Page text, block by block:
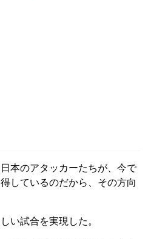
本のアタッカーたちが、今で
しているのだから、その方向
い試合を実現した。